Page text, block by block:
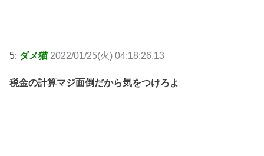
5: ダメ猫 2022/01/25(火) 04:18:26.13
税金の計算マジ面倒だから気をつけろよ